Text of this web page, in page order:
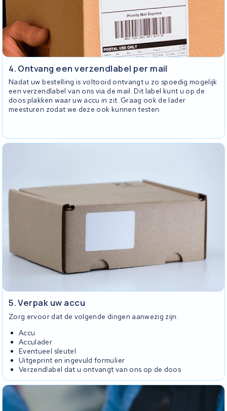
4. Ontvang een verzendlabel per mail
Nadat uw bestelling is voltooid ontvangt u zo spoedig mogelijk
een verzendlabel van ons via de mail. Dit label kunt u op de
doos plakken waar uw accu in zit. Graag ook de lader
meesturen zodat we deze ook kunnen testen.
5. Verpak uw accu
Zorg ervoor dat de volgende dingen aanwezig zijn:
Accu
Acculader
Eventueel sleutel
Uitgeprint en ingevuld formulier
Verzendlabel dat u ontvangt van ons op de doos